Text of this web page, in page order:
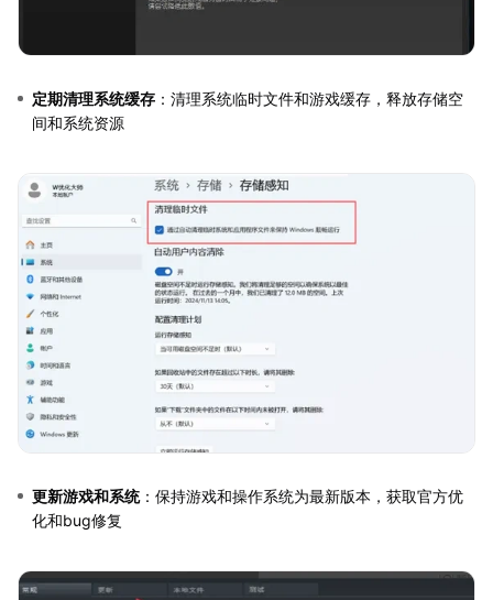
定期清理系统缓存 ：清理系统临时文件和游戏缓存，释放存储空
间和系统资源
更新游戏和系统：保持游戏和操作系统为最新版本，获取官方优
化和bug修复